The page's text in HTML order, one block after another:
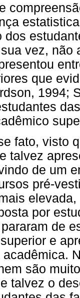
dos
vez, não
que
1994;
fato, visto
talvez
de um
pré-
por
de
e
acadêmica.
são
talvez o